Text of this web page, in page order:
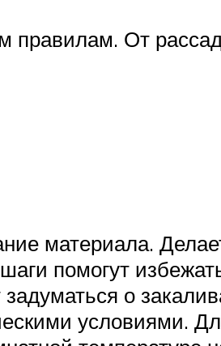
правилам. От
материала.
помогут
о
условиями.